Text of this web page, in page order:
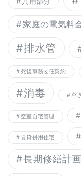
家庭の電気料
排水管
死後事務委任契約
消毒 空
空室自宅管理
賃貸併用住宅
長期修繕計画